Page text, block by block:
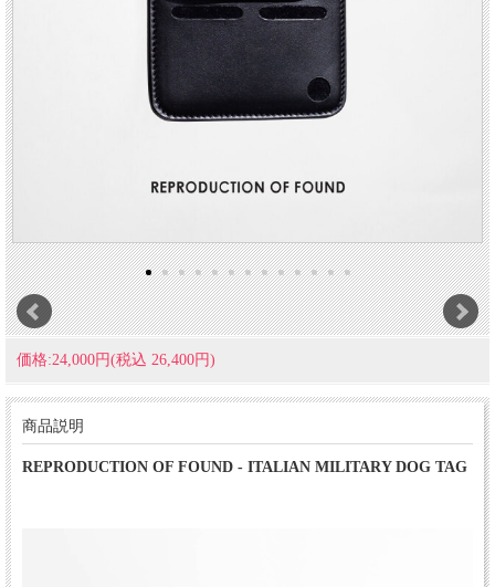
価格:24,000円(税込 26,400円)
商品説明
REPRODUCTION OF FOUND - ITALIAN MILITARY DOG TAG